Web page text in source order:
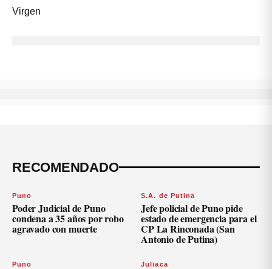
RECOMENDADO
Puno
Poder Judicial de Puno
condena a 35 años por robo
agravado con muerte
S.A. de Putina
Jefe policial de Puno pide
estado de emergencia para el
CP La Rinconada (San
Antonio de Putina)
Puno Juliaca